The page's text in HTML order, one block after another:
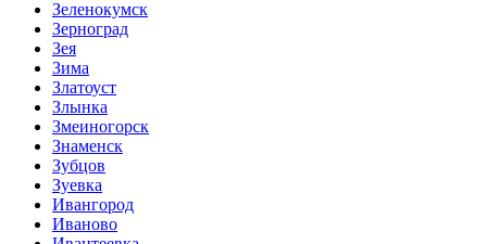
Зеленокумск
Зерноград
Зея
Зима
Златоуст
Злынка
Змеиногорск
Знаменск
Зубцов
Зуевка
Ивангород
Иваново